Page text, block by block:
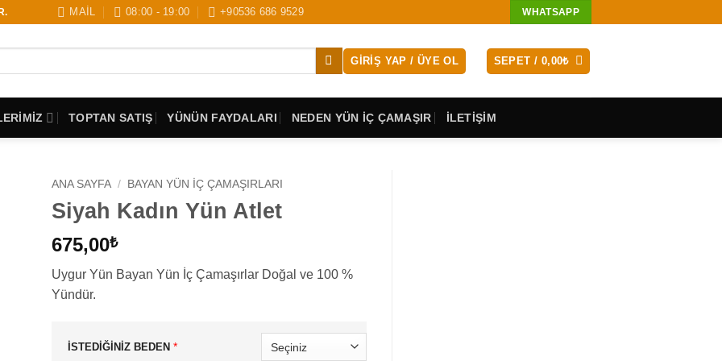
MAİL 08:00 - 19:00 +90536 686 9529 WHATSAPP
GIRIŞ YAP / ÜYE OL SEPET / 0,00₺
TOPTAN SATIŞ YÜNÜN FAYDALARI NEDEN YÜN İÇ ÇAMAŞIR İLETİŞİM
ANA SAYFA / BAYAN YÜN İÇ ÇAMAŞIRLARI
Siyah Kadın Yün Atlet
675,00₺
Uygur Yün Bayan Yün İç Çamaşırlar Doğal ve 100 %
Yündür.
İSTEDİĞİNİZ BEDEN *